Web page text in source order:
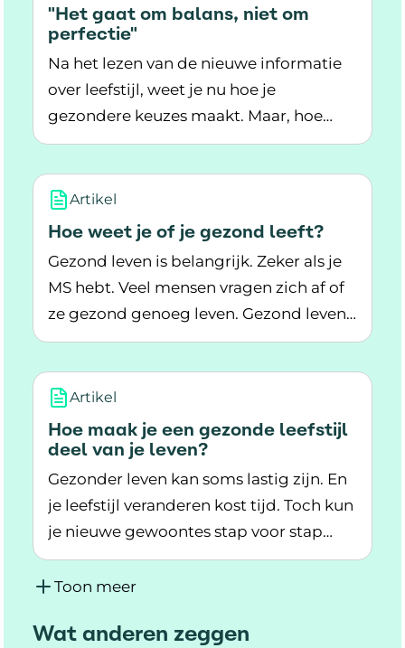
"Het gaat om balans, niet om
perfectie"
Na het lezen van de nieuwe informatie
over leefstijl, weet je nu hoe je
gezondere keuzes maakt. Maar, hoe
houd je die nieuwe gewoontes vol? En
Lees meer over "Het gaat om balans, niet om
Artikel
Hoe weet je of je gezond leeft?
Gezond leven is belangrijk. Zeker als je
MS hebt. Veel mensen vragen zich af of
ze gezond genoeg leven. Gezond leven
gaat over je voeding, beweging, slaap,
aan je leven. Hoe gaat dit bij jou?
Lees meer over Hoe weet je of je gezond leeft?
Artikel
Hoe maak je een gezonde leefstijl
deel van je leven?
Gezonder leven kan soms lastig zijn. En
je leefstijl veranderen kost tijd. Toch kun
je nieuwe gewoontes stap voor stap
onderdeel laten worden van je leven.
Hoe doe je dit?
Lees meer over Hoe maak je een gezonde
Toon meer
Wat anderen zeggen